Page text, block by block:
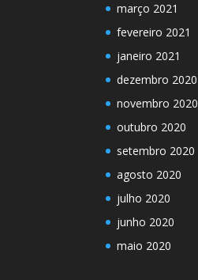
março 2021
fevereiro 2021
janeiro 2021
dezembro 2020
novembro 2020
outubro 2020
setembro 2020
agosto 2020
julho 2020
junho 2020
maio 2020